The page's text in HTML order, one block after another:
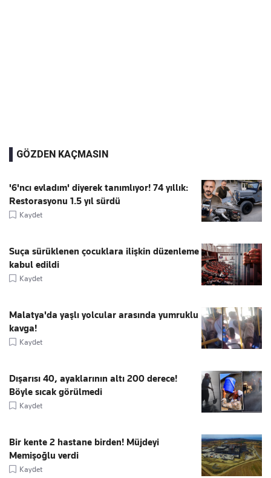
GÖZDEN KAÇMASIN
'6'ncı evladım' diyerek tanımlıyor! 74 yıllık:
Restorasyonu 1.5 yıl sürdü
Kaydet
Suça sürüklenen çocuklara ilişkin düzenleme
kabul edildi
Kaydet
Malatya'da yaşlı yolcular arasında yumruklu
kavga!
Kaydet
Dışarısı 40, ayaklarının altı 200 derece!
Böyle sıcak görülmedi
Kaydet
Bir kente 2 hastane birden! Müjdeyi
Memişoğlu verdi
Kaydet